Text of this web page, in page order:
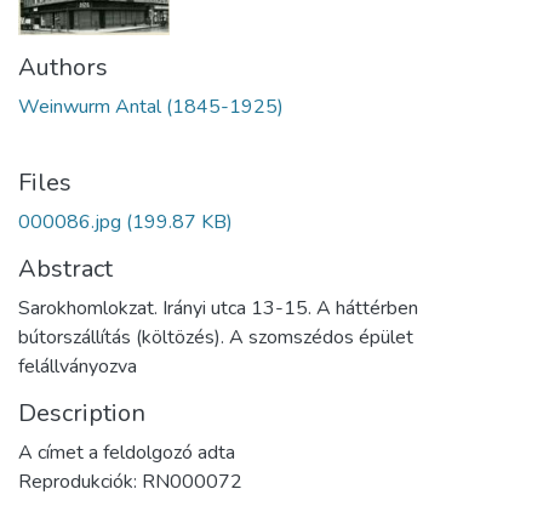
Authors
Weinwurm Antal (1845-1925)
Files
000086.jpg (199.87 KB)
Abstract
Sarokhomlokzat. Irányi utca 13-15. A háttérben
bútorszállítás (költözés). A szomszédos épület
felállványozva
Description
A címet a feldolgozó adta
Reprodukciók: RN000072